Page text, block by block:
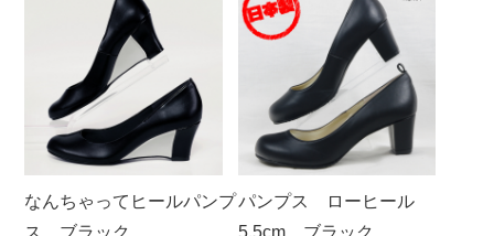
なんちゃってヒールパンプ
ス ブラック
パンプス ローヒール
5.5cm ブラック